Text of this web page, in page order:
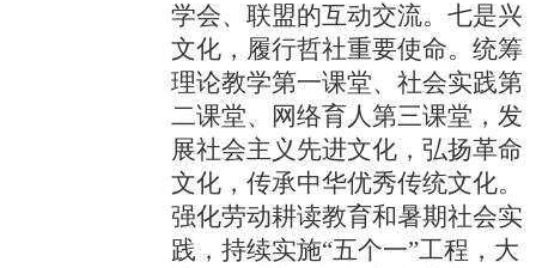
学会、联盟的互动交流。七是兴
文化，履行哲社重要使命。统筹
理论教学第一课堂、社会实践第
二课堂、网络育人第三课堂，发
展社会主义先进文化，弘扬革命
文化，传承中华优秀传统文化。
强化劳动耕读教育和暑期社会实
践，持续实施“五个一”工程，大